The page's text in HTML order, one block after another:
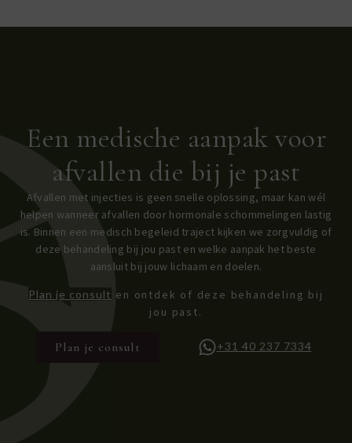
Een medische aanpak voor
afvallen die bij je past
Afvallen met injecties is geen snelle oplossing, maar kan wél
helpen wanneer afvallen door hormonale schommelingen lastig
is. Binnen een medisch begeleid traject kijken we zorgvuldig of
deze behandeling bij jou past en welke aanpak het beste
aansluit bij jouw lichaam en doelen.
Plan je consult en ontdek of deze behandeling bij
jou past.
Plan je consult +31 40 237 7334